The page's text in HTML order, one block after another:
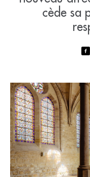
cède sa